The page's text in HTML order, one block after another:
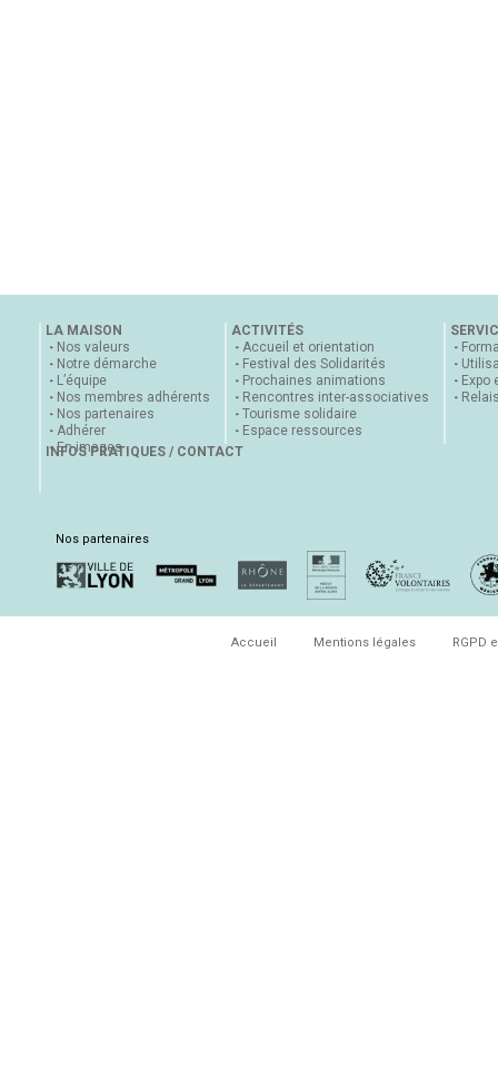
LA MAISON
Nos valeurs
Notre démarche
L’équipe
Nos membres adhérents
Nos partenaires
Adhérer
En images
ACTIVITÉS
Accueil et orientation
Festival des Solidarités
Prochaines animations
Rencontres inter-associatives
Tourisme solidaire
Espace ressources
Expo
INFOS PRATIQUES / CONTACT
Nos partenaires
Accueil Mentions légales RGPD